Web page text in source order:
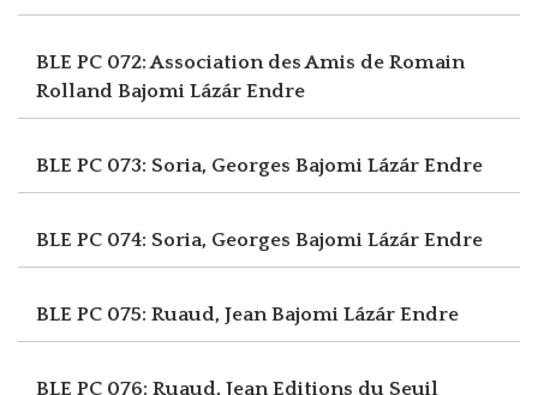
BLE PC 072: Association des Amis de Romain
Rolland Bajomi Lázár Endre
BLE PC 073: Soria, Georges Bajomi Lázár Endre
BLE PC 074: Soria, Georges Bajomi Lázár Endre
BLE PC 075: Ruaud, JeanBajomi Lázár Endre
BLE PC 076: Ruaud, JeanEditions du Seuil